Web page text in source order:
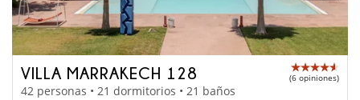
VILLA MARRAKECH 128 (6 opiniones)
42 personas • 21 dormitorios • 21 baños